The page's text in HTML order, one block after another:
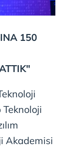
150
Teknoloji
Akademisi